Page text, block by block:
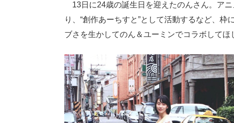
13日に24歳の誕生日を迎えたのんさん。ア
り、“創作あーちすと”として活動するなど、
ブさを生かしてのん＆ユーミンでコラボしてほ